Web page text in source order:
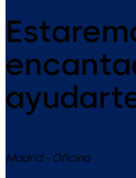
Madrid - Oficina